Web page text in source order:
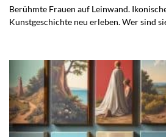
Berühmte Frauen auf Leinwand.
Kunstgeschichte neu erleben. Wer sind